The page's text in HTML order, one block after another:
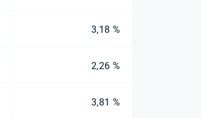
3,18 %
2,26 %
3,81 %